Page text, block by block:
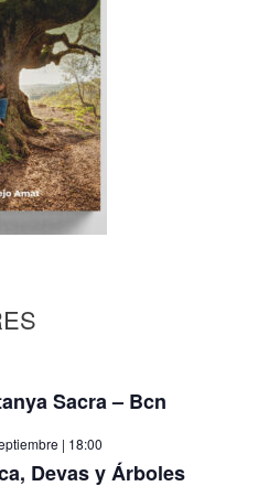
Sacra – Bcn
| 18:00
Devas y Árboles